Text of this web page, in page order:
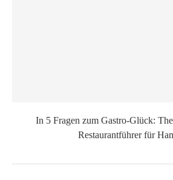
In 5 Fragen zum Gastro-Glück:
Restaurantführer für